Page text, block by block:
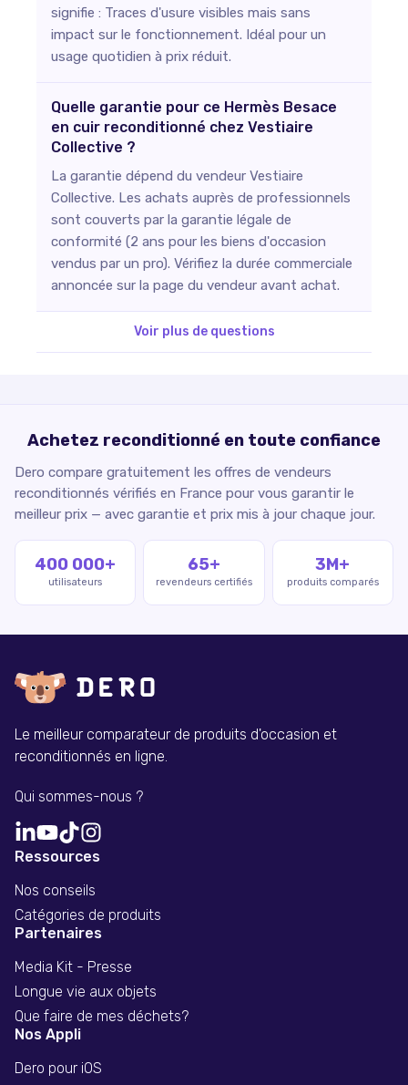
signifie : Traces d'usure visibles mais sans
impact sur le fonctionnement. Idéal pour un
usage quotidien à prix réduit.
Quelle garantie pour ce Hermès Besace
en cuir reconditionné chez Vestiaire
Collective ?
La garantie dépend du vendeur Vestiaire
Collective. Les achats auprès de professionnels
sont couverts par la garantie légale de
conformité (2 ans pour les biens d'occasion
vendus par un pro). Vérifiez la durée commerciale
annoncée sur la page du vendeur avant achat.
Voir plus de questions
Achetez reconditionné en toute confiance
Dero compare gratuitement les offres de vendeurs
reconditionnés vérifiés en France pour vous garantir le
meilleur prix — avec garantie et prix mis à jour chaque jour.
400 000+
utilisateurs
65+
revendeurs certifiés
3M+
produits comparés
Le meilleur comparateur de produits d'occasion et
reconditionnés en ligne.
Qui sommes-nous ?
Ressources
Nos conseils
Catégories de produits
Partenaires
Media Kit - Presse
Longue vie aux objets
Que faire de mes déchets?
Nos Appli
Dero pour iOS